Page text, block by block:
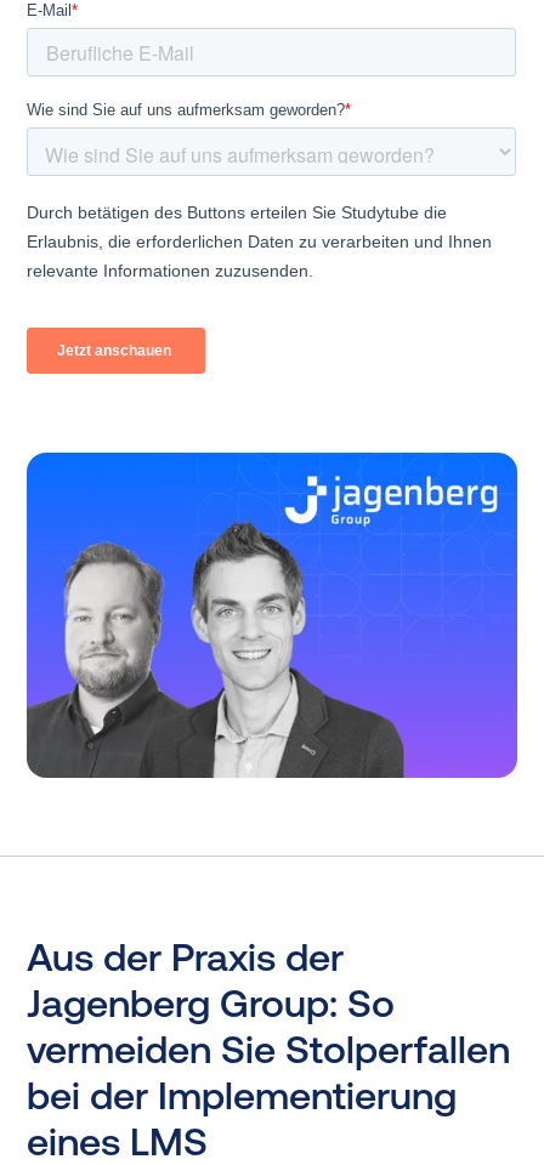
Aus der Praxis der
Jagenberg Group: So
vermeiden Sie Stolperfallen
bei der Implementierung
eines LMS